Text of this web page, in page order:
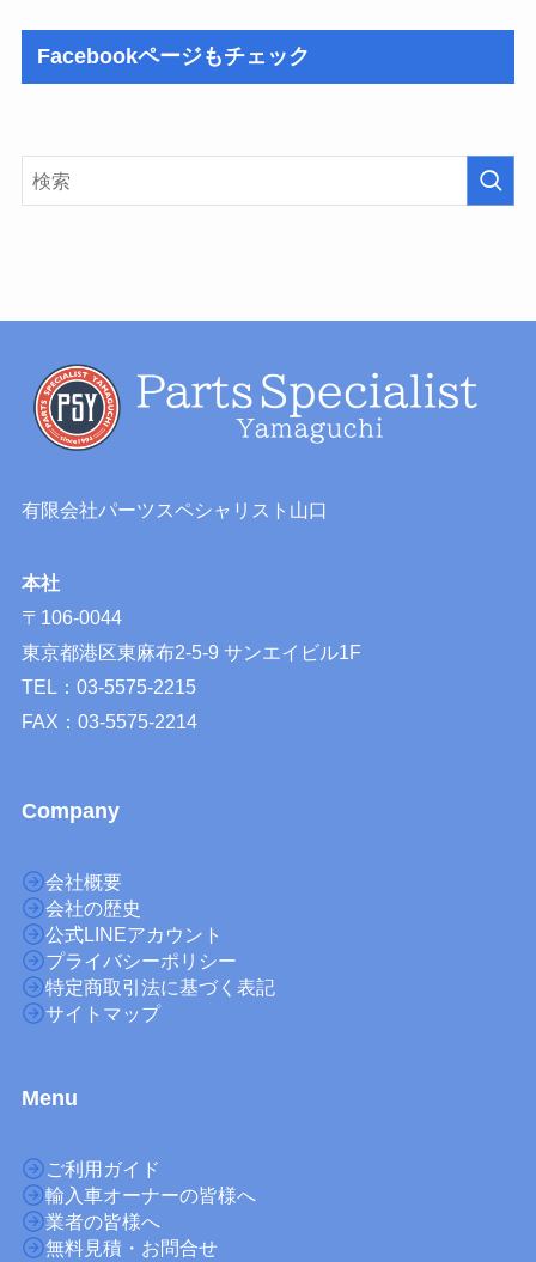
Facebookページもチェック
有限会社パーツスペシャリスト山口
本社
〒106-0044
東京都港区東麻布2-5-9 サンエイビル1F
TEL：03-5575-2215
FAX：03-5575-2214
Company
会社概要
会社の歴史
公式LINEアカウント
プライバシーポリシー
特定商取引法に基づく表記
サイトマップ
Menu
ご利用ガイド
輸入車オーナーの皆様へ
業者の皆様へ
無料見積・お問合せ